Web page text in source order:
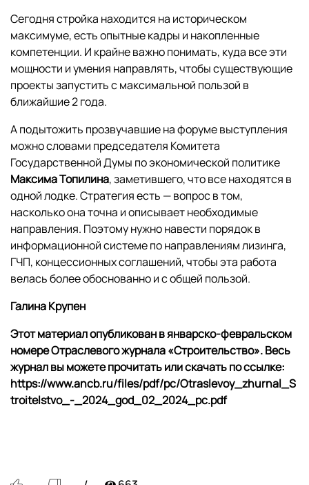
Сегодня стройка находится на историческом
максимуме, есть опытные кадры и накопленные
компетенции. И крайне важно понимать, куда все эти
мощности и умения направлять, чтобы существующие
проекты запустить с максимальной пользой в
ближайшие 2 года.
А подытожить прозвучавшие на форуме выступления
можно словами председателя Комитета
Государственной Думы по экономической политике
Максима Топилина, заметившего, что все находятся в
одной лодке. Стратегия есть — вопрос в том,
насколько она точна и описывает необходимые
направления. Поэтому нужно навести порядок в
информационной системе по направлениям лизинга,
ГЧП, концессионных соглашений, чтобы эта работа
велась более обоснованно и с общей пользой.
Галина Крупен
Этот материал опубликован в январско-февральском
номере Отраслевого журнала «Строительство». Весь
журнал вы можете прочитать или скачать по ссылке:
https://www.ancb.ru/files/pdf/pc/Otraslevoy_zhurnal_S
troitelstvo_-_2024_god_02_2024_pc.pdf